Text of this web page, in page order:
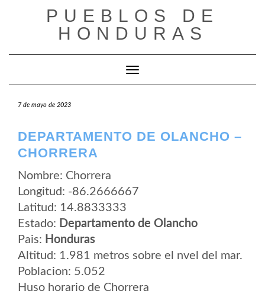
PUEBLOS DE
HONDURAS
Cambiar modo de navegación
7 de mayo de 2023
DEPARTAMENTO DE OLANCHO –
CHORRERA
Nombre: Chorrera
Longitud: -86.2666667
Latitud: 14.8833333
Estado: Departamento de Olancho
Pais: Honduras
Altitud: 1.981 metros sobre el nvel del mar.
Poblacion: 5.052
Huso horario de Chorrera